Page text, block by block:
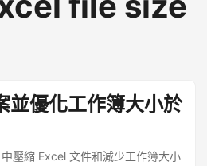
並優化工作簿大小於
壓縮 Excel 文件和減少工作簿大小